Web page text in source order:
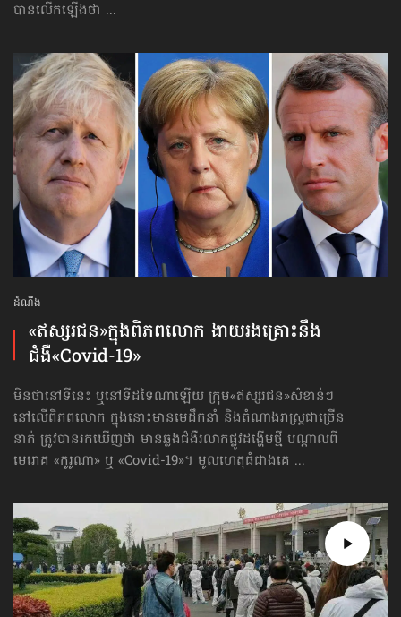
បានលើកឡើងថា ...
ដំណឹង
«ឥស្សរជន»​ក្នុង​ពិភពលោក ងាយ​រងគ្រោះ​នឹង
ជំងឺ«Covid-19»
មិនថានៅទីនេះ ឬនៅទីដទៃណាឡើយ ក្រុម«ឥស្សរជន»​សំខាន់ៗ
នៅលើពិភពលោក ក្នុងនោះមានមេដឹកនាំ និងតំណាងរាស្ត្រជាច្រើន
នាក់ ត្រូវបានរកឃើញថា មានឆ្លងជំងឺរលាកផ្លូវដង្ហើមថ្មី បណ្ដាលពី
មេរោគ «កូរូណា» ឬ «Covid-19»។ មូលហេតុធំជាងគេ ...